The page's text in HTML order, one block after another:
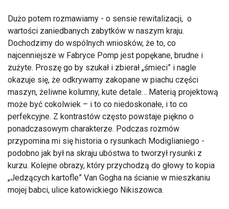
Dużo potem rozmawiamy - o sensie rewitalizacji, o
wartości zaniedbanych zabytków w naszym kraju.
Dochodzimy do wspólnych wniosków, że to, co
najcenniejsze w Fabryce Pomp jest popękane, brudne i
zużyte. Proszę go by szukał i zbierał „śmieci” i nagle
okazuje się, że odkrywamy zakopane w piachu części
maszyn, żeliwne kolumny, kute detale… Materią projektową
może być cokolwiek – i to co niedoskonałe, i to co
perfekcyjne. Z kontrastów często powstaje piękno o
ponadczasowym charakterze. Podczas rozmów
przypomina mi się historia o rysunkach Modiglianiego -
podobno jak był na skraju ubóstwa to tworzył rysunki z
kurzu. Kolejne obrazy, który przychodzą do głowy to kopia
„Jedzących kartofle” Van Gogha na ścianie w mieszkaniu
mojej babci, ulice katowickiego Nikiszowca.